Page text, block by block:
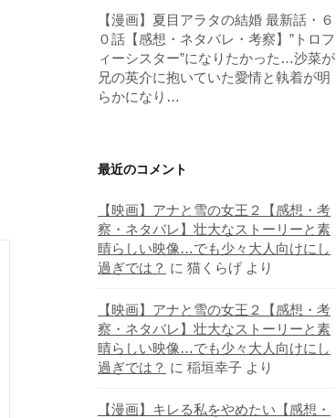
【漫画】夏目アラタの結婚 最新話・６
０話【感想・ネタバレ・考察】”トロフ
ィーシスター”になりたかった…沙菜が
兄の英介に抱いていた愛情と執着が明
らかになり…
最近のコメント
【映画】アナと雪の女王２【感想・考
察・ネタバレ】壮大なストーリーと素
晴らしい映像…でも少々大人向けにし
過ぎでは？ に 猫くらげ より
【映画】アナと雪の女王２【感想・考
察・ネタバレ】壮大なストーリーと素
晴らしい映像…でも少々大人向けにし
過ぎでは？ に 稲垣幸子 より
【漫画】キレる私をやめたい【感想・